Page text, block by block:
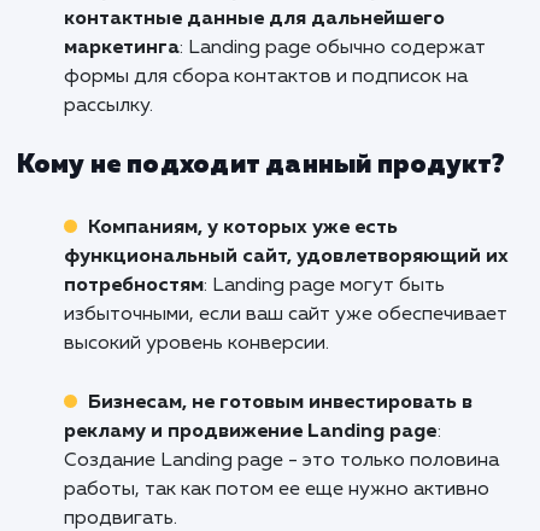
увеличить эффективность вашего
присутствия!
или услугу
: Landing page позволяет
рассказать о новинке и собрать контакты
потенциальных клиентов.
кампании: Landing page могут быть
под конкретную рекламную кампанию,
увеличить конверсию и улучшить
эффективности.